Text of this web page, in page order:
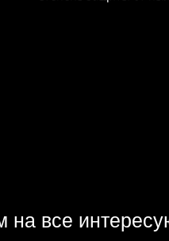
на все